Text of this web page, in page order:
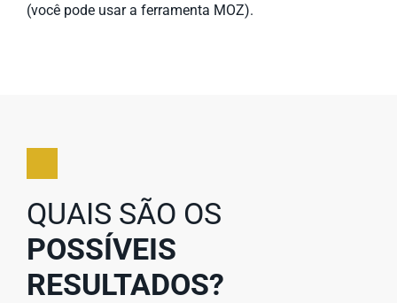
(você pode usar a ferramenta MOZ).
QUAIS SÃO OS
POSSÍVEIS
RESULTADOS?